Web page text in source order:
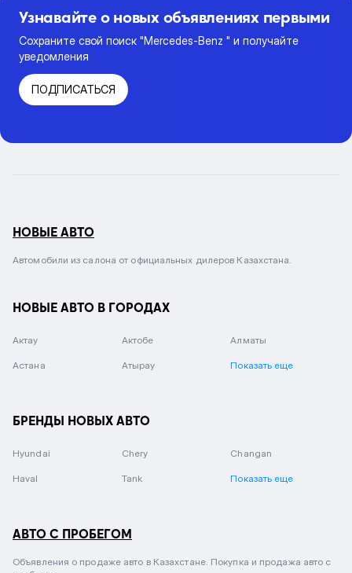
Узнавайте о новых объявлениях первыми
Сохраните свой поиск "Mercedes-Benz " и получайте
уведомления
ПОДПИСАТЬСЯ
НОВЫЕ АВТО
Автомобили из салона от официальных дилеров Казахстана.
НОВЫЕ АВТО В ГОРОДАХ
Актау Актобе Алматы
Астана Атырау Показать еще
БРЕНДЫ НОВЫХ АВТО
Hyundai Chery Changan
Haval Tank Показать еще
АВТО С ПРОБЕГОМ
Объявления о продаже авто в Казахстане. Покупка и продажа авто с